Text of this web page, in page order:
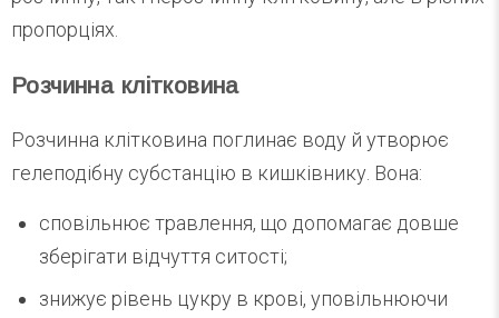
пропорціях.
Розчинна клітковина
Розчинна клітковина поглинає воду й утворює
гелеподібну субстанцію в кишківнику. Вона:
сповільнює травлення, що допомагає довше
зберігати відчуття ситості;
знижує рівень цукру в крові, уповільнюючи